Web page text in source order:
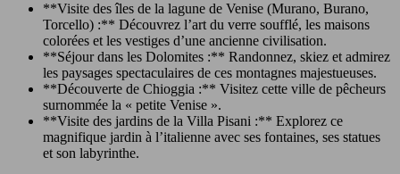
**Visite des îles de la lagune de Venise (Murano, Burano,
Torcello) :** Découvrez l’art du verre soufflé, les maisons
colorées et les vestiges d’une ancienne civilisation.
**Séjour dans les Dolomites :** Randonnez, skiez et admirez
les paysages spectaculaires de ces montagnes majestueuses.
**Découverte de Chioggia :** Visitez cette ville de pêcheurs
surnommée la « petite Venise ».
**Visite des jardins de la Villa Pisani :** Explorez ce
magnifique jardin à l’italienne avec ses fontaines, ses statues
et son labyrinthe.